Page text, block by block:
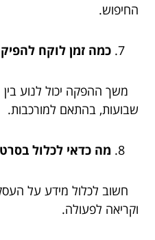
החיפוש.
כמה זמן לוקח
משך ההפקה יכול לנוע
שבועות, בהתאם למורכבות.
מה כדאי לכלול
חשוב לכלול מידע על
וקריאה לפעולה.